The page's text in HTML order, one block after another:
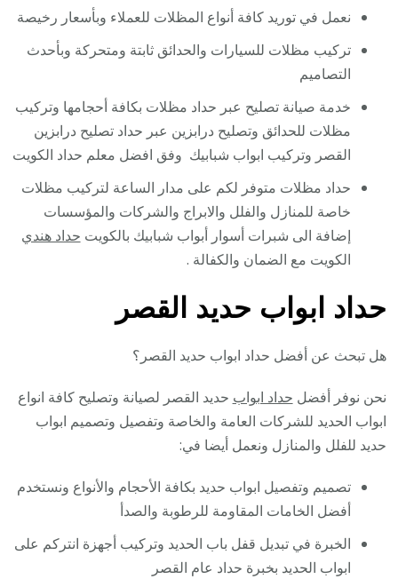
نعمل في توريد كافة أنواع المظلات للعملاء وبأسعار رخيصة
تركيب مظلات للسيارات والحدائق ثابتة ومتحركة وبأحدث
التصاميم
خدمة صيانة تصليح عبر حداد مظلات بكافة أحجامها وتركيب
مظلات للحدائق وتصليح درابزين عبر حداد تصليح درابزين
القصر وتركيب ابواب شبابيك وفق افضل معلم حداد الكويت
حداد مظلات متوفر لكم على مدار الساعة لتركيب مظلات
خاصة للمنازل والفلل والابراج والشركات والمؤسسات
إضافة الى شبرات أسوار أبواب شبابيك بالكويت حداد هندي
الكويت مع الضمان والكفالة .
حداد ابواب حديد القصر
هل تبحث عن أفضل حداد ابواب حديد القصر؟
نحن نوفر أفضل حداد ابواب حديد القصر لصيانة وتصليح كافة انواع
ابواب الحديد للشركات العامة والخاصة وتفصيل وتصميم ابواب
حديد للفلل والمنازل ونعمل أيضا في:
تصميم وتفصيل ابواب حديد بكافة الأحجام والأنواع ونستخدم
أفضل الخامات المقاومة للرطوبة والصدأ
الخبرة في تبديل قفل باب الحديد وتركيب أجهزة انتركم على
ابواب الحديد بخبرة حداد عام القصر